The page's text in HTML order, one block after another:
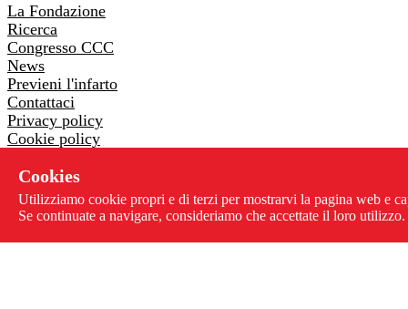
Cookies
Utilizziamo cookie propri e di terzi per mostrarvi la pagina web e
Se continuate a navigare, consideriamo che accettate il loro utilizzo.
La Fondazione
Ricerca
Congresso CCC
News
Previeni l'infarto
Contattaci
Privacy policy
Cookie policy
Via Pontremoli 26 - 00182 Roma
06 3218205-06 3230178